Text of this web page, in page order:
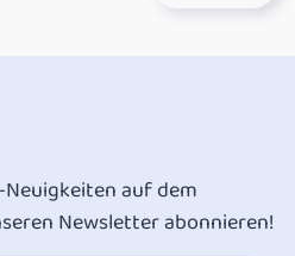
Neuigkeiten auf dem
Newsletter abonnieren!